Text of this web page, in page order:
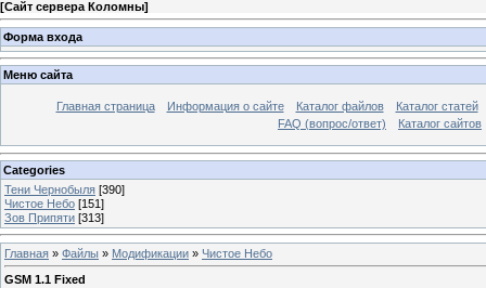
[Сайт сервера Коломны]
Форма входа
Меню сайта
Главная страница Информация о сайте Каталог файлов
Каталог статей
FAQ (вопрос/ответ)
Каталог сайтов
Categories
Тени Чернобыля [390]
Чистое Небо [151]
Зов Припяти [313]
Главная » Файлы » Модификации » Чистое Небо
GSM 1.1 Fixed